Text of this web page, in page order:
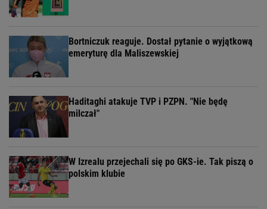
Bortniczuk reaguje. Dostał pytanie o wyjątkową
emeryturę dla Maliszewskiej
Haditaghi atakuje TVP i PZPN. "Nie będę
milczał"
W Izrealu przejechali się po GKS-ie. Tak piszą o
polskim klubie